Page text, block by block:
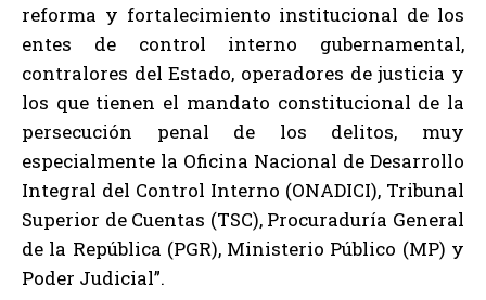
reforma y fortalecimiento institucional de los
entes de control interno gubernamental,
contralores del Estado, operadores de justicia y
los que tienen el mandato constitucional de la
persecución penal de los delitos, muy
especialmente la Oficina Nacional de Desarrollo
Integral del Control Interno (ONADICI), Tribunal
Superior de Cuentas (TSC), Procuraduría General
de la República (PGR), Ministerio Público (MP) y
Poder Judicial”.